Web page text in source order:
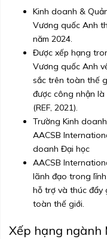
Kinh doanh &
Vương quốc Anh
năm 2024.
Được xếp hạng
Vương quốc Anh
sắc trên toàn thế
được công nhận
(REF, 2021).
Trường Kinh
AACSB
doanh Đại học
AACSB
lãnh đạo trong
hỗ trợ và thúc đẩy
toàn thế giới.
Xếp hạng ngành